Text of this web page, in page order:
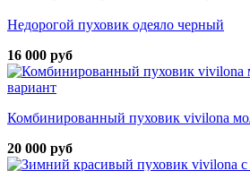
Недорогой пуховик одеяло черный
16 000 руб
вариант
Комбинированный пуховик vivilona
20 000 руб